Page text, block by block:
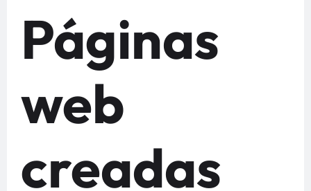
Páginas
web
creadas